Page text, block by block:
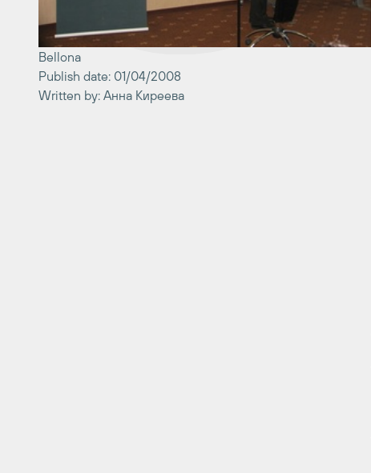
Bellona
Publish date: 01/04/2008
Written by: Анна Киреева